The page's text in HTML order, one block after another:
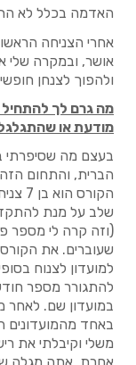
האדמה בכלל לא
אחרי הצניחה
אושר, ובמקרה שלי
ולהפוך לצנחן
מה גרם לך להתחיל
מודעת או
בעצם מה שסיפרתי
הברית, והתחום
שלב על מנת
(וזה קרה לי מספר
שעוברים. את
למועדון לצנוח
להתגורר מספר
במועדון שם. לאחר
באחד מהמועדונים
משלי וקיבלתי את